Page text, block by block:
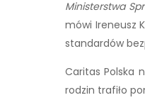
Ministerstwa
mówi Ireneusz
standardów
Caritas Polska
rodzin trafiło